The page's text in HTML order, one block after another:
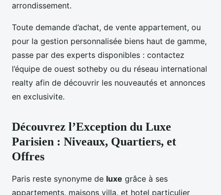
arrondissement.
Toute demande d’achat, de vente appartement, ou
pour la gestion personnalisée biens haut de gamme,
passe par des experts disponibles : contactez
l’équipe de ouest sotheby ou du réseau international
realty afin de découvrir les nouveautés et annonces
en exclusivite.
Découvrez l’Exception du Luxe
Parisien : Niveaux, Quartiers, et
Offres
Paris reste synonyme de luxe grâce à ses
appartements, maisons villa, et hotel particulier